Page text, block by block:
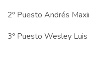
2º Puesto Andrés
3º Puesto Wesley